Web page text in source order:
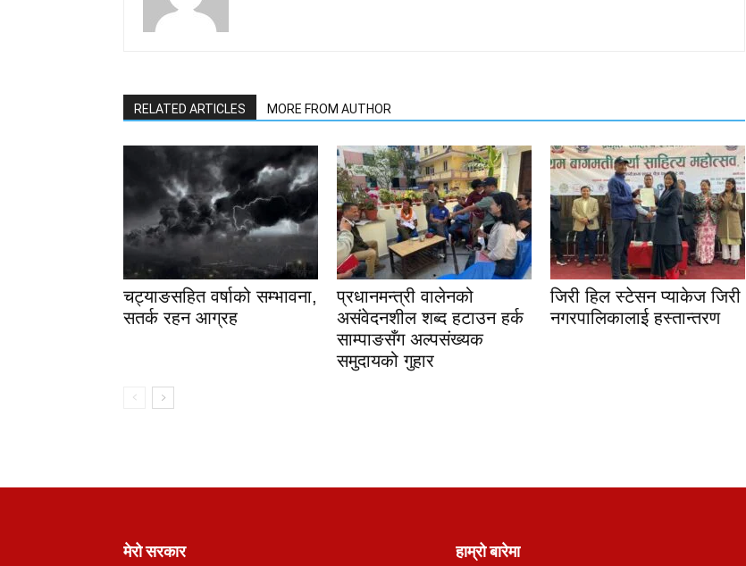
RELATED ARTICLES MORE FROM AUTHOR
चट्याङसहित वर्षाको सम्भावना,
सतर्क रहन आग्रह
प्रधानमन्त्री वालेनको
असंवेदनशील शब्द हटाउन हर्क
साम्पाङसँग अल्पसंख्यक
समुदायको गुहार
जिरी हिल स्टेसन प्याकेज जिरी
नगरपालिकालाई हस्तान्तरण
मेरो सरकार हाम्रो बारेमा